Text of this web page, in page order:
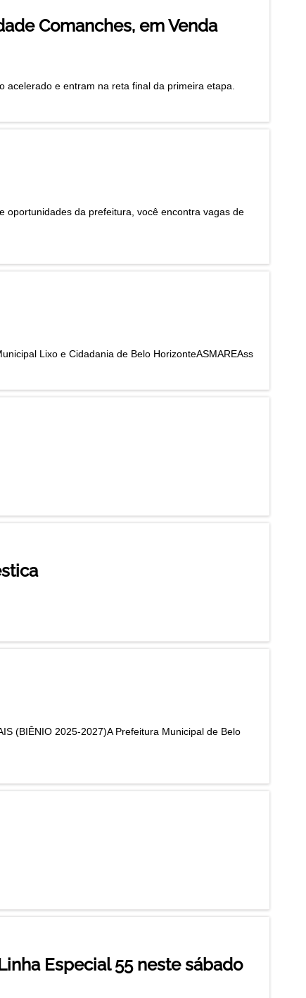
Comanches, em Venda
acelerado e entram na reta final da primeira etapa.
oportunidades da prefeitura, você encontra vagas de
Lixo e Cidadania de Belo HorizonteASMAREAss
(BIÊNIO 2025-2027)A Prefeitura Municipal de Belo
Especial 55 neste sábado